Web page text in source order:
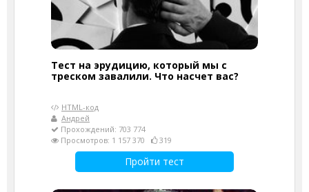
Тест на эрудицию, который мы с
треском завалили. Что насчет вас?
HTML-код
Андрей
Прохождений: 703 774
Просмотров: 1 157 370
319
Пройти тест